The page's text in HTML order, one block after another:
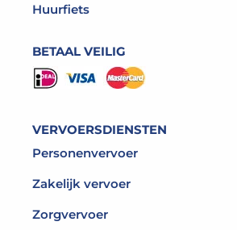
Huurfiets
BETAAL VEILIG
VERVOERSDIENSTEN
Personenvervoer
Zakelijk vervoer
Zorgvervoer